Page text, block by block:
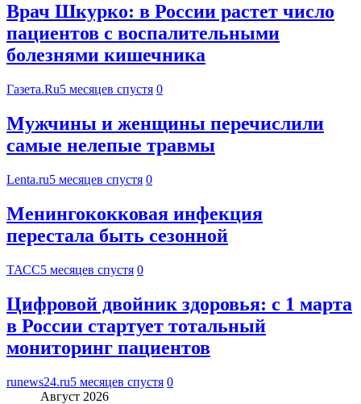
Врач Шкурко: в России растет число
пациентов с воспалительными
болезнями кишечника
Газета.Ru5 месяцев спустя 0
Мужчины и женщины перечислили
самые нелепые травмы
Lenta.ru5 месяцев спустя 0
Менингококковая инфекция
перестала быть сезонной
ТАСС5 месяцев спустя 0
Цифровой двойник здоровья: с 1 марта
в России стартует тотальный
мониторинг пациентов
runews24.ru5 месяцев спустя 0
Август 2026